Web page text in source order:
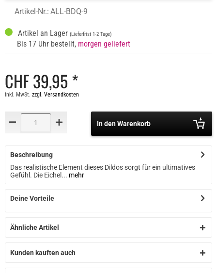
Artikel-Nr.: ALL-BDQ-9
Artikel an Lager (Lieferfrist 1-2 Tage)
Bis 17 Uhr bestellt, morgen geliefert
CHF 39,95 *
inkl. MwSt. zzgl. Versandkosten
In den Warenkorb
Beschreibung
Das realistische Element dieses Dildos sorgt für ein ultimatives
Gefühl. Die Eichel... mehr
Deine Vorteile
Ähnliche Artikel
Kunden kauften auch